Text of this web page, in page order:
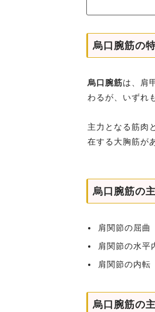
烏口腕筋の
烏口腕筋は、肩
わるが、いずれ
主力となる筋肉
在する大胸筋が
烏口腕筋の
肩関節の屈曲
肩関節の水平
肩関節の内転
烏口腕筋の